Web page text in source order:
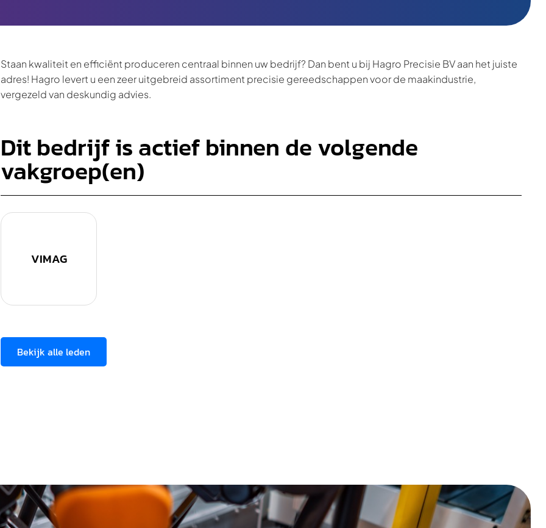
Staan kwaliteit en efficiënt produceren centraal binnen uw bedrijf? Dan bent u bij Hagro Precisie BV aan het juiste
adres! Hagro levert u een zeer uitgebreid assortiment precisie gereedschappen voor de maakindustrie,
vergezeld van deskundig advies.
Dit bedrijf is actief binnen de volgende
vakgroep(en)
VIMAG
Bekijk alle leden